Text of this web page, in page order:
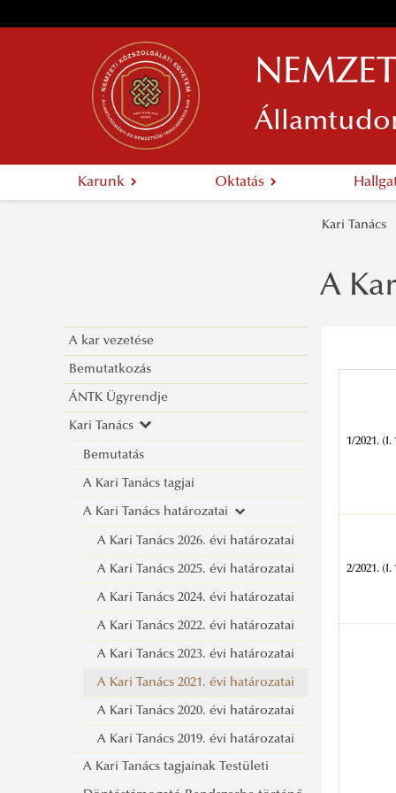
Karunk Oktatás
Kari Tanács
A kar vezetése
Bemutatkozás
ÁNTK Ügyrendje
Kari Tanács
Bemutatás
A Kari Tanács tagjai
A Kari Tanács határozatai
A Kari Tanács 2026. évi határozatai
A Kari Tanács 2025. évi határozatai
A Kari Tanács 2024. évi határozatai
A Kari Tanács 2022. évi határozatai
A Kari Tanács 2023. évi határozatai
A Kari Tanács 2021. évi határozatai
A Kari Tanács 2020. évi határozatai
A Kari Tanács 2019. évi határozatai
A Kari Tanács tagjainak Testületi
A
1/2021. (I.
2/2021. (I.